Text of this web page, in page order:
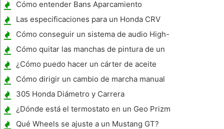
Cómo entender Bans Aparcamiento
invierno de Chicago
Las especificaciones para un Honda CRV
2007
Cómo conseguir un sistema de audio High-
Performance
Cómo quitar las manchas de pintura de un
coche
¿Cómo puedo hacer un cárter de aceite
más grande para 1984-1987 CRX?
Cómo dirigir un cambio de marcha manual
en una columna de dirección de rueda
305 Honda Diámetro y Carrera
Especificaciones
¿Dónde está el termostato en un Geo Prizm
1994 ?
Qué Wheels se ajuste a un Mustang GT?